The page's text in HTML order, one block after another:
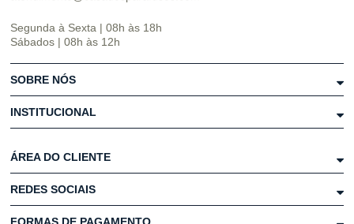
Segunda à Sexta | 08h às 18h
Sábados | 08h às 12h
SOBRE NÓS
INSTITUCIONAL
ÁREA DO CLIENTE
REDES SOCIAIS